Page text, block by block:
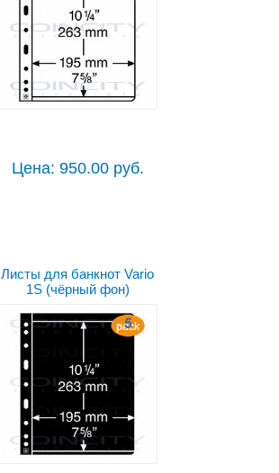
Цена: 950.00 руб.
Листы для банкнот Vario
1S (чёрный фон)